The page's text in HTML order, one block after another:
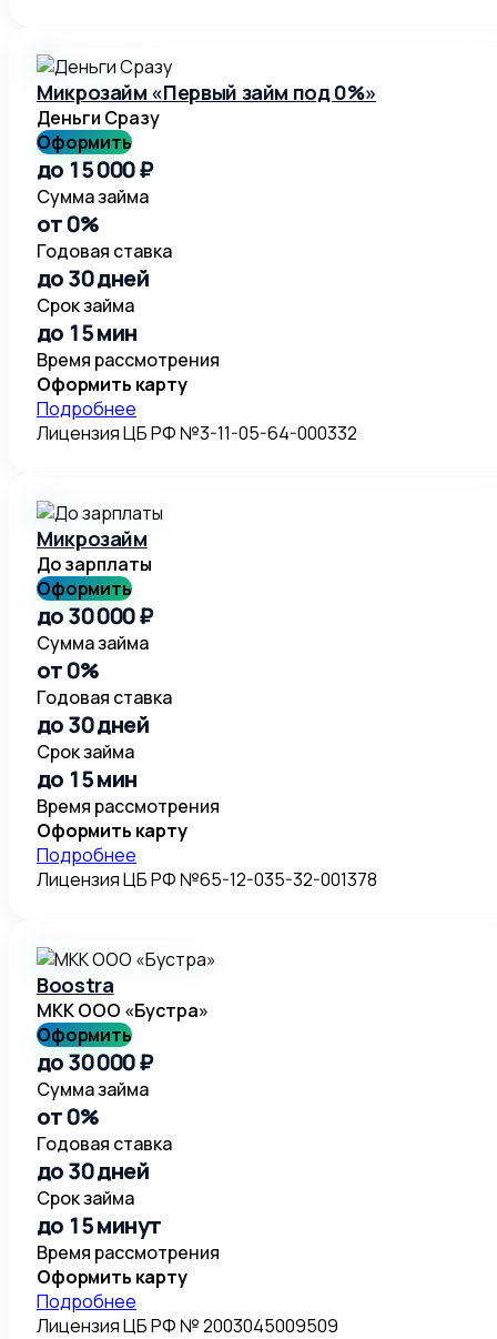
Микрозайм «Первый займ под 0%»
Деньги Сразу
Оформить
до 15 000 ₽
Сумма займа
от 0%
Годовая ставка
до 30 дней
Срок займа
до 15 мин
Время рассмотрения
Оформить карту
Подробнее
Лицензия ЦБ РФ №3-11-05-64-000332
Микрозайм
До зарплаты
Оформить
до 30 000 ₽
Сумма займа
от 0%
Годовая ставка
до 30 дней
Срок займа
до 15 мин
Время рассмотрения
Оформить карту
Подробнее
Лицензия ЦБ РФ №65-12-035-32-001378
Boostra
МКК ООО «Бустра»
Оформить
до 30 000 ₽
Сумма займа
от 0%
Годовая ставка
до 30 дней
Срок займа
до 15 минут
Время рассмотрения
Оформить карту
Подробнее
Лицензия ЦБ РФ № 2003045009509